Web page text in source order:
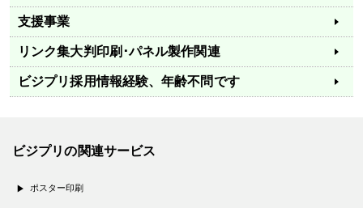
支援事業
リンク集大判印刷･パネル製作関連
ビジプリ採用情報経験、年齢不問です
ビジプリの関連サービス
ポスター印刷